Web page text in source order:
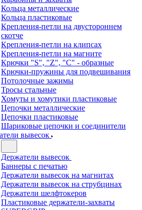
Кольца металлические
Кольца пластиковые
Крепления-петли на двустороннем
скотче
Крепления-петли на клипсах
Крепления-петли на магните
Крючки "S", "Z", "C" - образные
Крючки-пружины для подвешивания
Потолочные зажимы
Тросы стальные
Хомуты и хомутики пластиковые
Цепочки металлические
Цепочки пластиковые
Шариковые цепочки и соединители
вывесок
Держатели вывесок
Баннеры с печатью
Держатели вывесок на магнитах
Держатели вывесок на струбцинах
Держатели шелфтокеров
Пластиковые держатели-захваты